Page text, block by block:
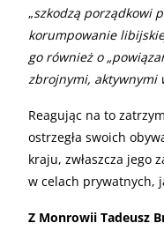
„szkodzą porządkowi
korumpowanie
go również o
zbrojnymi, aktywnymi
Reagując na to
ostrzegła swoich
kraju, zwłaszcza jego
w celach prywatnych,
Z Monrowii Tadeusz